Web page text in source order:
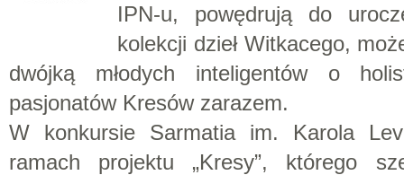
IPN-u, powędrują do
kolekcji dzieł Witkacego,
dwójką młodych inteligentów o
pasjonatów Kresów zarazem.
W konkursie Sarmatia im. Karola
ramach projektu „Kresy”, którego